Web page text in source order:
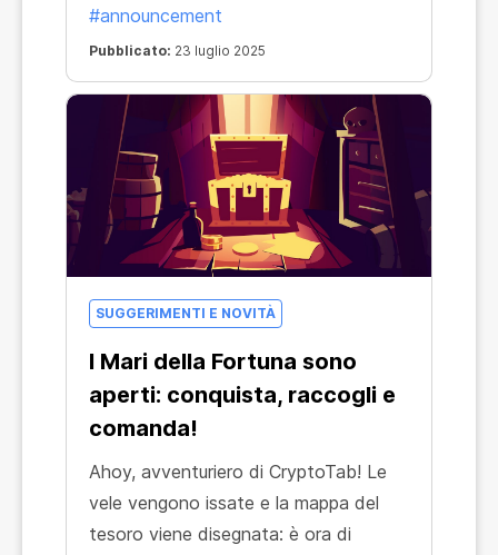
#announcement
Pubblicato: 23 luglio 2025
SUGGERIMENTI E NOVITÀ
I Mari della Fortuna sono
aperti: conquista, raccogli e
comanda!
Ahoy, avventuriero di CryptoTab! Le
vele vengono issate e la mappa del
tesoro viene disegnata: è ora di